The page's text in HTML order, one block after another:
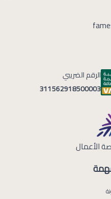
الرقم الضريبي
311562918500003
الأعمال